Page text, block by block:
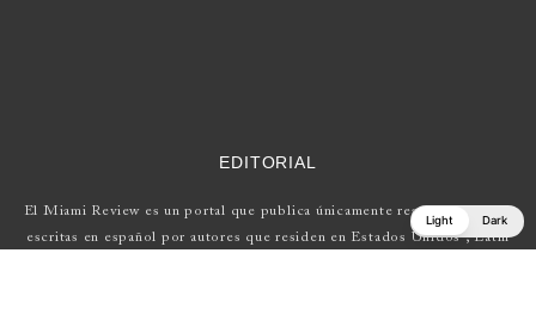
EDITORIAL
El Miami Review es un portal que publica únicamente reseñas de obras
escritas en español por autores que residen en Estados Unidos , Latin
Light Dark